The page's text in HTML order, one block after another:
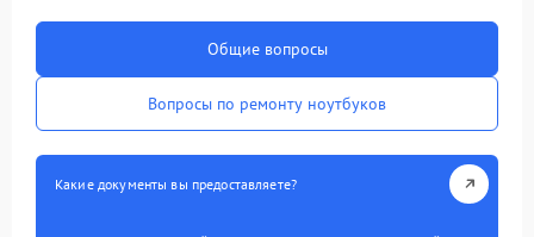
Общие вопросы
Вопросы по ремонту ноутбуков
Какие документы вы предоставляете?